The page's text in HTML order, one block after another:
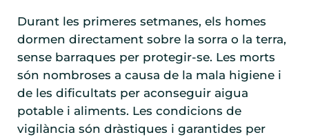
Durant les primeres setmanes, els homes
dormen directament sobre la sorra o la terra,
sense barraques per protegir-se. Les morts
són nombroses a causa de la mala higiene i
de les dificultats per aconseguir aigua
potable i aliments. Les condicions de
vigilància són dràstiques i garantides per